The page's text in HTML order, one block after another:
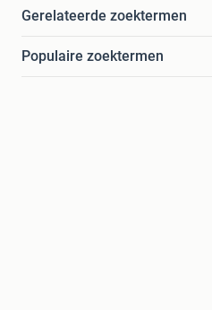
Gerelateerde zoektermen
Populaire zoektermen